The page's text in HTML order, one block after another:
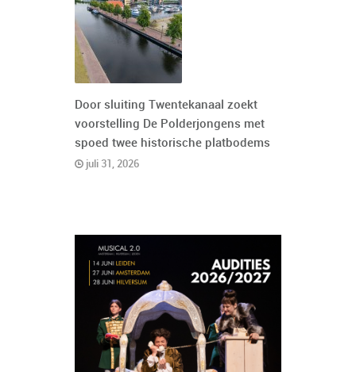
Door sluiting Twentekanaal zoekt
voorstelling De Polderjongens met
spoed twee historische platbodems
juli 31, 2026